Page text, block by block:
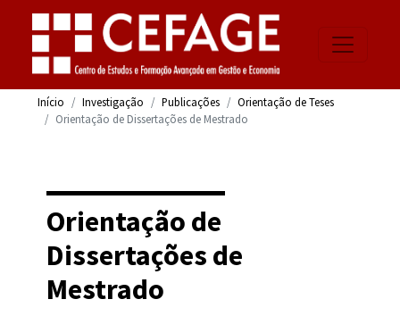
Início Investigação Publicações
Orientação de Teses
Orientação de Dissertações de Mestrado
Orientação de
Dissertações de
Mestrado